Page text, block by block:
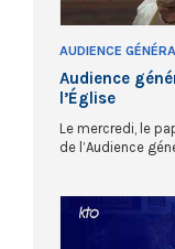
AUDIENCE
Audience
l’Église
Le mercredi, le
de l’Audience